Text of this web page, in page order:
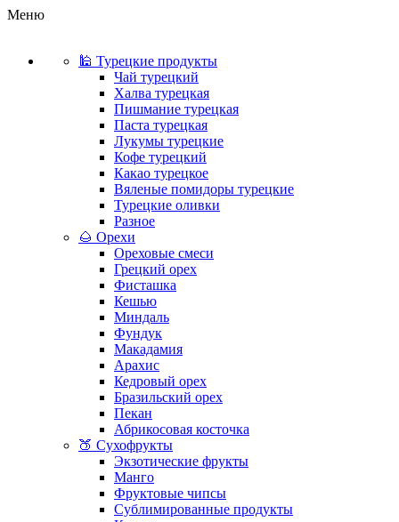
Меню
🕌 Турецкие продукты
Чай турецкий
Халва турецкая
Пишмание турецкая
Паста турецкая
Лукумы турецкие
Кофе турецкий
Какао турецкое
Вяленые помидоры турецкие
Турецкие оливки
Разное
🌰 Орехи
Ореховые смеси
Грецкий орех
Фисташка
Кешью
Миндаль
Фундук
Макадамия
Арахис
Кедровый орех
Бразильский орех
Пекан
Абрикосовая косточка
🍑 Сухофрукты
Экзотические фрукты
Манго
Фруктовые чипсы
Сублимированные продукты